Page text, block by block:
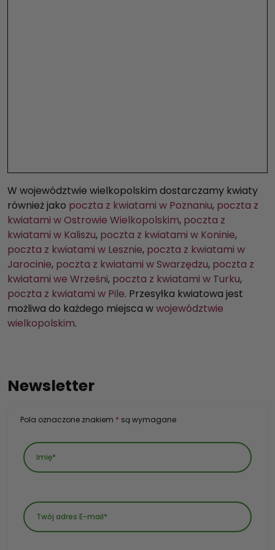
W województwie wielkopolskim dostarczamy kwiaty
również jako poczta z kwiatami w Poznaniu, poczta z
kwiatami w Ostrowie Wielkopolskim, poczta z
kwiatami w Kaliszu, poczta z kwiatami w Koninie,
poczta z kwiatami w Lesznie, poczta z kwiatami w
Jarocinie, poczta z kwiatami w Swarzędzu, poczta z
kwiatami we Wrześni, poczta z kwiatami w Turku,
poczta z kwiatami w Pile. Przesyłka kwiatowa jest
możliwa do każdego miejsca wwojewództwie
wielkopolskim.
Newsletter
Pola oznaczone znakiem * są wymagane